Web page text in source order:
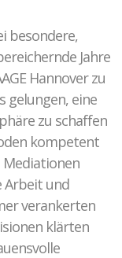
besondere,
Jahre
Hannover zu
gelungen, eine
zu schaffen
kompetent
Arbeit und
verankerten
klärten